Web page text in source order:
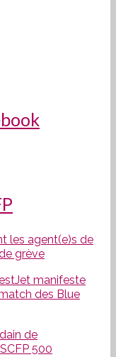
les agent(e)s de
grève
manifeste
des Blue
de
500